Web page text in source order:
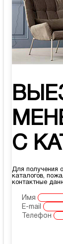
С
Для получения
каталогов,
контактные
Имя
E-mail
Телефон